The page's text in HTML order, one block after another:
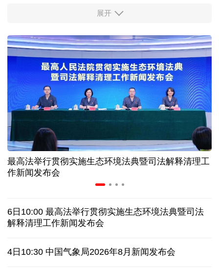
高品质文旅燃动消费市场
我国渤海首个千亿方大气田一期开发项目全面投产
历经十余年，西藏南木林：昔日荒河滩 今时富绿洲
情满天山 援疆印记丨安徽支教生赢得桃李秀昆仑
从助力重建家园到治理乡村西藏扎西岗乡的乡贤力量
上半年医药工业创新加速突破 研发实力不断提升
南京大屠杀历史不容篡改 日本打“核爆”牌洗不掉血债
深山里的全球冠军：海外“Z世代”在黔读懂中国机遇
展开
最高法举行贯彻实施生态环境法典暨司法解释清理工
作新闻发布会
6日10:00 最高法举行贯彻实施生态环境法典暨司法
解释清理工作新闻发布会
4日10:30 中国气象局2026年8月新闻发布会